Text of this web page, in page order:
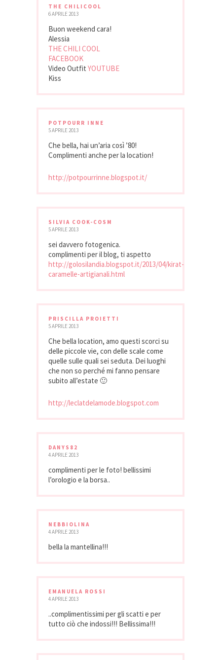
THE CHILICOOL
6 APRILE 2013
Buon weekend cara!
Alessia
THE CHILI COOL
FACEBOOK
Video Outfit YOUTUBE
Kiss
POTPOURR INNE
5 APRILE 2013
Che bella, hai un’aria così ’80!
Complimenti anche per la location!
http://potpourrinne.blogspot.it/
SILVIA COOK-COSM
5 APRILE 2013
sei davvero fotogenica.
complimenti per il blog, ti aspetto
http://golosilandia.blogspot.it/2013/04/kirat-
caramelle-artigianali.html
PRISCILLA PROIETTI
5 APRILE 2013
Che bella location, amo questi scorci su
delle piccole vie, con delle scale come
quelle sulle quali sei seduta. Dei luoghi
che non so perché mi fanno pensare
subito all’estate 🙂
http://leclatdelamode.blogspot.com
DANYS82
4 APRILE 2013
complimenti per le foto! bellissimi
l’orologio e la borsa..
NEBBIOLINA
4 APRILE 2013
bella la mantellina!!!
EMANUELA ROSSI
4 APRILE 2013
..complimentissimi per gli scatti e per
tutto ciò che indossi!!! Bellissima!!!